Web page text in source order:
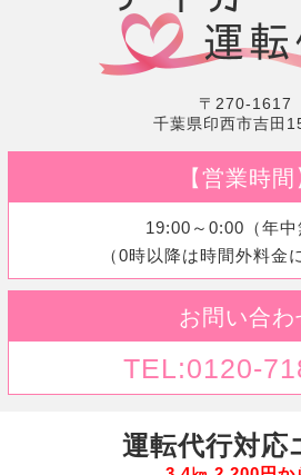
〒270-1617
千葉県印西市吉田
【営業時間
19:00～0:00（年中
（0時以降は時間外料金
お問い合わ
TEL:0120-
運転代行対応